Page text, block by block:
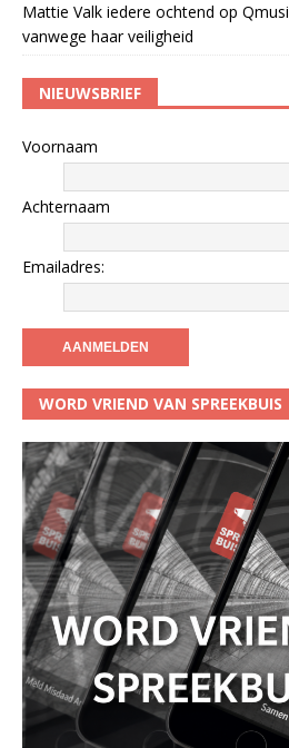
Mattie Valk iedere ochtend op
vanwege haar veiligheid
NIEUWSBRIEF
Voornaam
Achternaam
Emailadres:
WORD VRIEND VAN SPREEKBUIS